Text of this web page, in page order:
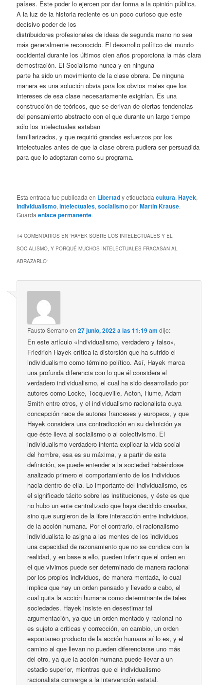
países. Este poder lo ejercen por dar forma a la opinión pública.
A la luz de la historia reciente es un poco curioso que este
decisivo poder de los
distribuidores profesionales de ideas de segunda mano no sea
más generalmente reconocido. El desarrollo político del mundo
occidental durante los últimos cien años proporciona la más clara
demostración. El Socialismo nunca y en ninguna
parte ha sido un movimiento de la clase obrera. De ninguna
manera es una solución obvia para los obvios males que los
intereses de esa clase necesariamente exigirían. Es una
construcción de teóricos, que se derivan de ciertas tendencias
del pensamiento abstracto con el que durante un largo tiempo
sólo los intelectuales estaban
familiarizados, y que requirió grandes esfuerzos por los
intelectuales antes de que la clase obrera pudiera ser persuadida
para que lo adoptaran como su programa.
Esta entrada fue publicada en Libertady etiquetadacultura,Hayek,
individualismo,intelectuales,socialismoporMartin Krause.
Guardaenlace permanente.
14 COMENTARIOS EN “HAYEK SOBRE LOS INTELECTUALES Y EL
SOCIALISMO, Y PORQUÉ MUCHOS INTELECTUALES FRACASAN AL
ABRAZARLO”
Fausto Serrano en27 junio, 2022 a las 11:19 am dijo:
En este artículo «Individualismo, verdadero y falso»,
Friedrich Hayek crítica la distorsión que ha sufrido el
individualismo como término político. Así, Hayek marca
una profunda diferencia con lo que él considera el
verdadero individualismo, el cual ha sido desarrollado por
autores como Locke, Tocqueville, Acton, Hume, Adam
Smith entre otros, y el individualismo racionalista cuya
concepción nace de autores franceses y europeos, y que
Hayek considera una contradicción en su definición ya
que éste lleva al socialismo o al colectivismo. El
individualismo verdadero intenta explicar la vida social
del hombre, esa es su máxima, y a partir de esta
definición, se puede entender a la sociedad habiéndose
analizado primero el comportamiento de los individuos
hacia dentro de ella. Lo importante del individualismo, es
el significado tácito sobre las instituciones, y éste es que
no hubo un ente centralizado que haya decidido crearlas,
sino que surgieron de la libre interacción entre individuos,
de la acción humana. Por el contrario, el racionalismo
individualista le asigna a las mentes de los individuos
una capacidad de razonamiento que no se condice con la
realidad, y en base a ello, pueden inferir que el orden en
el que vivimos puede ser determinado de manera racional
por los propios individuos, de manera mentada, lo cual
implica que hay un orden pensado y llevado a cabo, el
cual quita la acción humana como determinante de tales
sociedades. Hayek insiste en desestimar tal
argumentación, ya que un orden mentado y racional no
es sujeto a criticas y corrección, en cambio, un orden
espontaneo producto de la acción humana sí lo es, y el
camino al que llevan no pueden diferenciarse uno más
del otro, ya que la acción humana puede llevar a un
estadio superior, mientras que el individualismo
racionalista converge a la intervención estatal.